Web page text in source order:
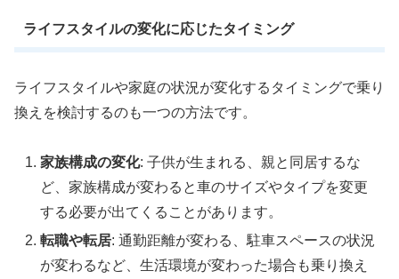
ライフスタイルの変化に応じたタイミング
ライフスタイルや家庭の状況が変化するタイミングで乗り
換えを検討するのも一つの方法です。
家族構成の変化: 子供が生まれる、親と同居するな
ど、家族構成が変わると車のサイズやタイプを変更
する必要が出てくることがあります。
転職や転居: 通勤距離が変わる、駐車スペースの状況
が変わるなど、生活環境が変わった場合も乗り換え